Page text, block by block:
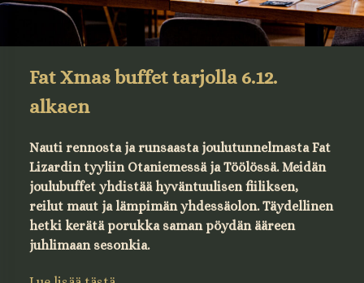
Fat Xmas buffet tarjolla 6.12.
alkaen
Nauti rennosta ja runsaasta joulutunnelmasta Fat
Lizardin tyyliin Otaniemessä ja Töölössä. Meidän
joulubuffet yhdistää hyväntuulisen fiiliksen,
reilut maut ja lämpimän yhdessäolon. Täydellinen
hetki kerätä porukka saman pöydän ääreen
juhlimaan sesonkia.